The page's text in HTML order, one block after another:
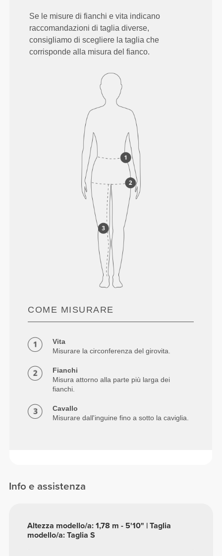
Se le misure di fianchi e vita indicano
raccomandazioni di taglia diverse,
consigliamo di scegliere la taglia che
corrisponde alla misura del fianco.
COME MISURARE
Vita
Misurare la circonferenza del girovita.
Fianchi
Misura attorno alla parte più larga dei
fianchi.
Cavallo
Misurare dall'inguine fino a sotto la caviglia.
Info e assistenza
Altezza modello/a: 1,78 m - 5'10" | Taglia
modello/a: Taglia S